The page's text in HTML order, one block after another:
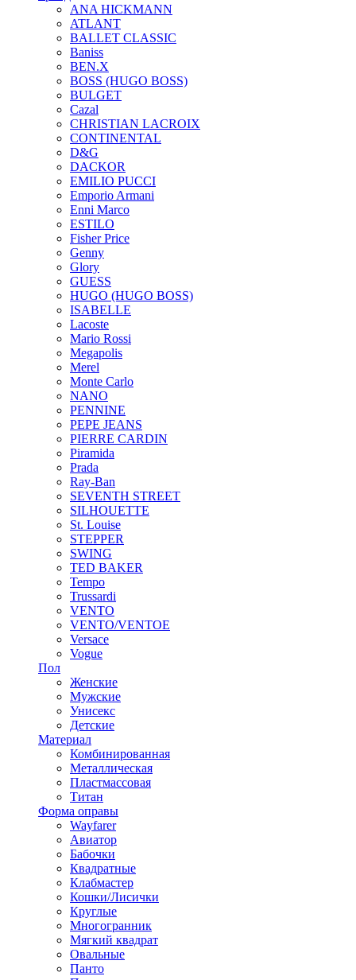
ANA HICKMANN
ATLANT
BALLET CLASSIC
Baniss
BEN.X
BOSS (HUGO BOSS)
BULGET
Cazal
CHRISTIAN LACROIX
CONTINENTAL
D&G
DACKOR
EMILIO PUCCI
Emporio Armani
Enni Marco
ESTILO
Fisher Price
Genny
Glory
GUESS
HUGO (HUGO BOSS)
ISABELLE
Lacoste
Mario Rossi
Megapolis
Merel
Monte Carlo
NANO
PENNINE
PEPE JEANS
PIERRE CARDIN
Piramida
Prada
Ray-Ban
SEVENTH STREET
SILHOUETTE
St. Louise
STEPPER
SWING
TED BAKER
Tempo
Trussardi
VENTO
VENTO/VENTOE
Versace
Vogue
Пол
Женские
Мужские
Унисекс
Детские
Материал
Комбинированная
Металлическая
Пластмассовая
Титан
Форма оправы
Wayfarer
Авиатор
Бабочки
Квадратные
Клабмастер
Кошки/Лисички
Круглые
Многогранник
Мягкий квадрат
Овальные
Панто